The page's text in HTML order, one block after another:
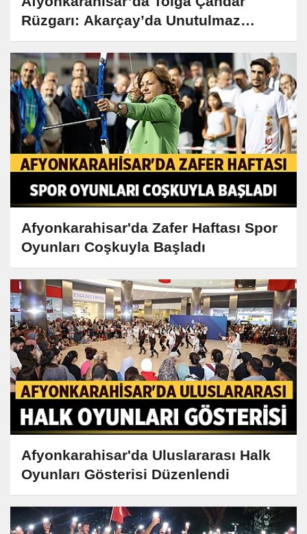
Rüzgarı: Akarçay’da Unutulmaz
Konser
Afyonkarahisar'da Zafer Haftası Spor
Oyunları Coşkuyla Başladı
Afyonkarahisar'da Uluslararası Halk
Oyunları Gösterisi Düzenlendi